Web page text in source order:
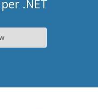
per .NET